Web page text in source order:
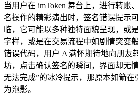
当用户在 imToken 舞台上，进行转账
名操作的精彩演出时，签名错误提示
临，它可能以多种独特面貌呈现，或
字样，或是在交易流程中如剧情突变
错误代码，用户 A 满怀期待地向朋友
坊，点击确认签名的瞬间，界面却无
无法完成”的冰冷提示，那原本如箭
为泡影。